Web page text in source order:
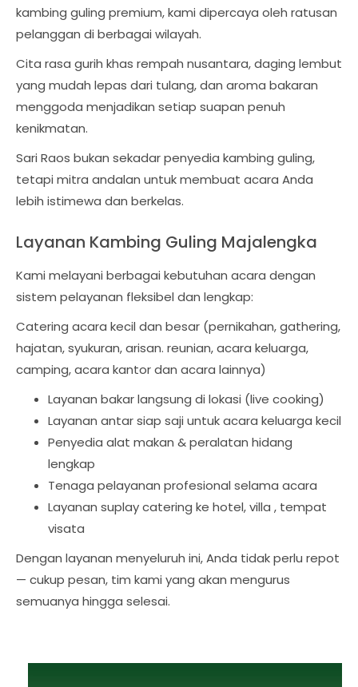
kambing guling premium, kami dipercaya oleh ratusan
pelanggan di berbagai wilayah.
Cita rasa gurih khas rempah nusantara, daging lembut
yang mudah lepas dari tulang, dan aroma bakaran
menggoda menjadikan setiap suapan penuh
kenikmatan.
Sari Raos bukan sekadar penyedia kambing guling,
tetapi mitra andalan untuk membuat acara Anda
lebih istimewa dan berkelas.
Layanan Kambing Guling Majalengka
Kami melayani berbagai kebutuhan acara dengan
sistem pelayanan fleksibel dan lengkap:
Catering acara kecil dan besar (pernikahan, gathering,
hajatan, syukuran, arisan. reunian, acara keluarga,
camping, acara kantor dan acara lainnya)
Layanan bakar langsung di lokasi (live cooking)
Layanan antar siap saji untuk acara keluarga kecil
Penyedia alat makan & peralatan hidang
lengkap
Tenaga pelayanan profesional selama acara
Layanan suplay catering ke hotel, villa , tempat
visata
Dengan layanan menyeluruh ini, Anda tidak perlu repot
— cukup pesan, tim kami yang akan mengurus
semuanya hingga selesai.